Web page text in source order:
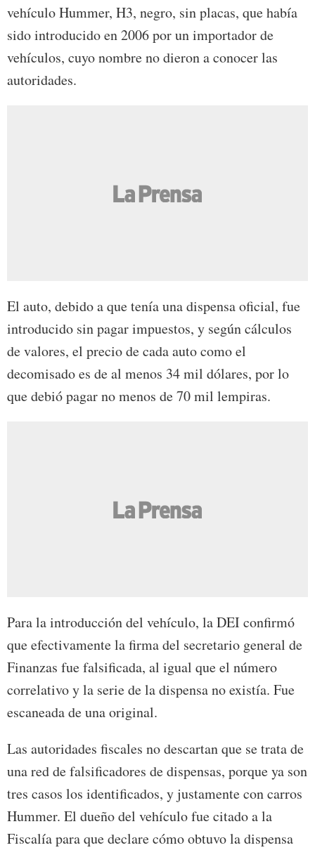
vehículo Hummer, H3, negro, sin placas, que había
sido introducido en 2006 por un importador de
vehículos, cuyo nombre no dieron a conocer las
autoridades.
El auto, debido a que tenía una dispensa oficial, fue
introducido sin pagar impuestos, y según cálculos
de valores, el precio de cada auto como el
decomisado es de al menos 34 mil dólares, por lo
que debió pagar no menos de 70 mil lempiras.
Para la introducción del vehículo, la DEI confirmó
que efectivamente la firma del secretario general de
Finanzas fue falsificada, al igual que el número
correlativo y la serie de la dispensa no existía. Fue
escaneada de una original.
Las autoridades fiscales no descartan que se trata de
una red de falsificadores de dispensas, porque ya son
tres casos los identificados, y justamente con carros
Hummer. El dueño del vehículo fue citado a la
Fiscalía para que declare cómo obtuvo la dispensa